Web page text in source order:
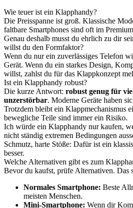
Wie teuer ist ein Klapphandy?
Die Preisspanne ist groß. Klassische
faltbare Smartphones sind oft im
Genau deshalb musst du ehrlich zu dir
willst du den Formfaktor?
Wenn du nur ein zuverlässiges Telefon
Gerät. Wenn du ein starkes Design,
willst, zahlst du für das Klappkonzept
Ist ein Klapphandy robust?
Die kurze Antwort: robust genug für
unzerstörbar. Moderne Geräte haben
Trotzdem bleibt ein Klappmechanismus
bewegliche Teile sind immer ein Risiko.
Ich würde ein Klapphandy nur kaufen,
nicht ständig extremen Bedingungen
Schmutz, harte Stöße: Dafür ist ein
besser.
Welche Alternativen gibt es zum
Bevor du kaufst, prüfe Alternativen. Das
Normales Smartphone: Beste
meisten Menschen.
Mini-Smartphone: Wenn dir